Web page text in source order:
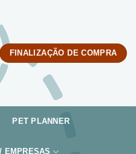
FINALIZAÇÃO DE COMPRA
PET PLANNER
EMPRESAS